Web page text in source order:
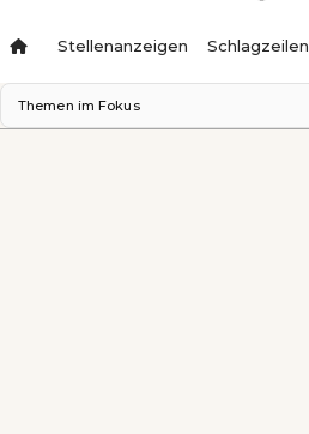
Stellenanzeigen Schlagzeilen
Themen im Fokus